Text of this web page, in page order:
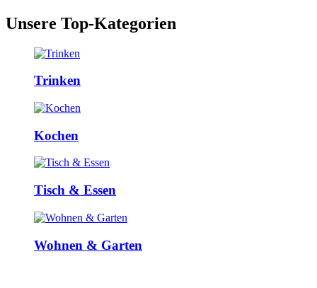
Unsere Top-Kategorien
Trinken
Kochen
Tisch & Essen
Wohnen & Garten